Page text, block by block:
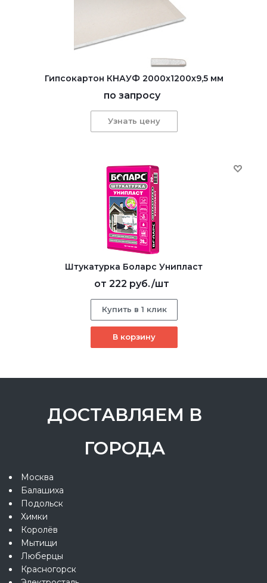
Гипсокартон КНАУФ 2000x1200x9,5 мм
по запросу
Узнать цену
Штукатурка Боларс Унипласт
от 222 руб./шт
Купить в 1 клик
В корзину
ДОСТАВЛЯЕМ В
ГОРОДА
Москва
Балашиха
Подольск
Химки
Королёв
Мытищи
Люберцы
Красногорск